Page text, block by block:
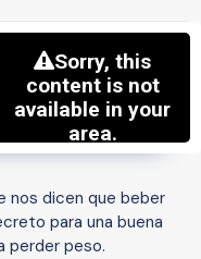
nos dicen que beber
para una buena
perder peso.